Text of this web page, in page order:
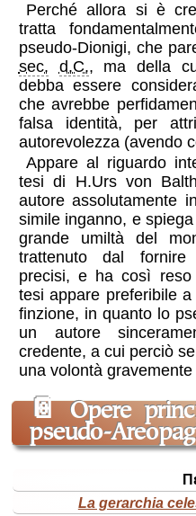
Perché allora si è
tratta
pseudo-Dionigi, che
sec.
d.C., ma della
debba essere
che avrebbe
falsa identità, per
autorevolezza (avendo
Appare al riguardo
tesi di H.Urs von
autore assolutamente
simile inganno, e
grande umiltà del
trattenuto dal fornire
precisi, e ha così reso
tesi appare preferibile
finzione, in quanto lo
un autore
credente, a cui perciò
una volontà
📔
Opere
pseudo-
originaleLa gerarchia